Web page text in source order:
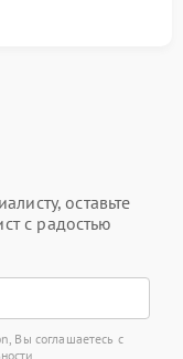
оставьте
с радостью
Вы соглашаетесь с